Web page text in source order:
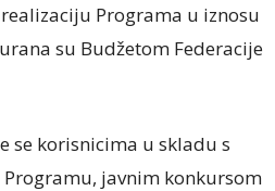
Programa u iznosu
su Budžetom Federacije
se korisnicima u skladu s
javnim konkursom